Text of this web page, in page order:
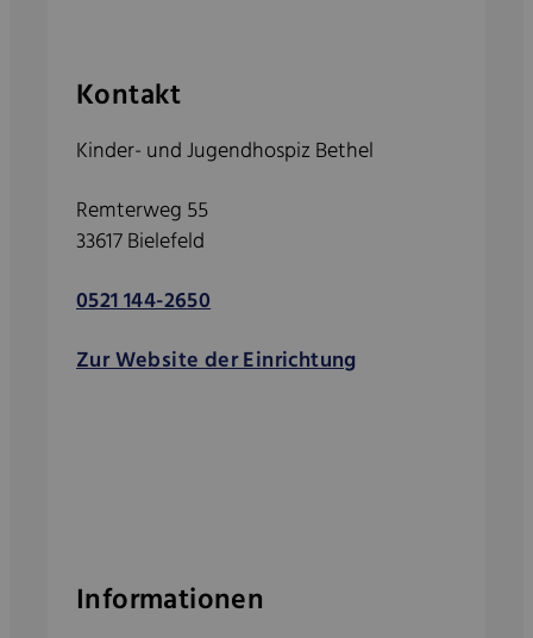
Kontakt
Kinder- und Jugendhospiz Bethel
Remterweg 55
33617 Bielefeld
0521 144-2650
Zur Website der Einrichtung
Informationen